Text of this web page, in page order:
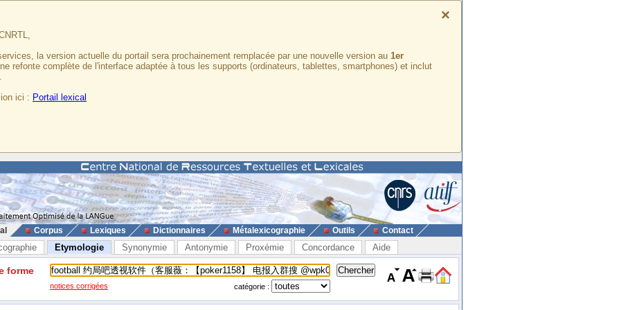
×
la version actuelle du portail sera prochainement remplacée par une nouvelle version au 1er
refonte complète de l'interface adaptée à tous les supports (ordinateurs, tablettes, smartphones) et inclut
ici : Portail lexical
Corpus Lexiques Dictionnaires Métalexicographie Outils Contact
Etymologie Synonymie Antonymie Proxémie Concordance Aide
forme
notices corrigées catégorie :